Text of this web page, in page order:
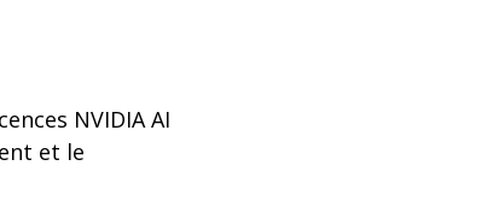
NVIDIA AI
et le